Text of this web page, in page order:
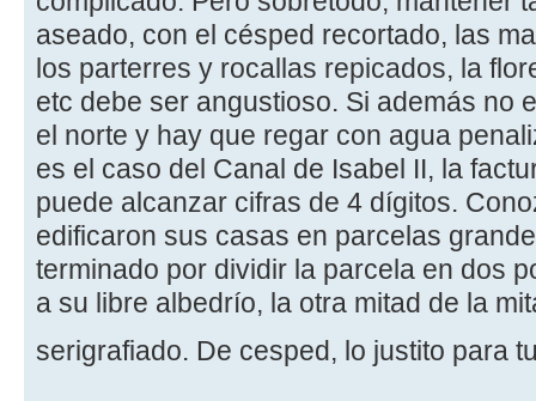
aseado, con el césped recortado, las
los parterres y rocallas repicados, la
etc debe ser angustioso. Si además no
el norte y hay que regar con agua
es el caso del Canal de Isabel II, la
puede alcanzar cifras de 4 dígitos.
edificaron sus casas en parcelas
terminado por dividir la parcela en dos
a su libre albedrío, la otra mitad de la
serigrafiado. De cesped, lo justito para